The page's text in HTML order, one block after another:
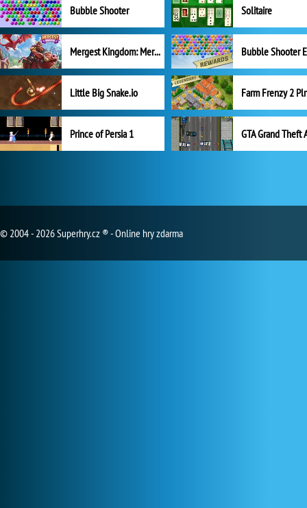
Bubble Shooter Solitaire
Mergest Kingdom: Merge Puzzle
Little Big Snake.io
Prince of Persia 1 GTA Grand Theft
© 2004 - 2026 Superhry.cz ® - Online hry zdarma